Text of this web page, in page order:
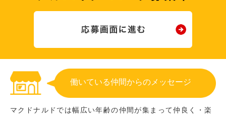
働いている仲間からのメッセージ
マクドナルドでは幅広い年齢の仲間が集まって仲良く・楽